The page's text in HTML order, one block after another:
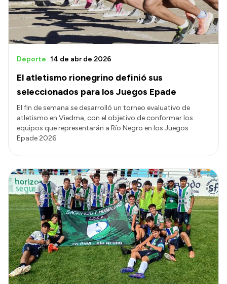
Presupuesto
Boletín Oficial
Compras y licitaciones
Consulta de expedientes
Convocatorias
Intranet
Login
El atletismo rionegrino definió sus
seleccionados para los Juegos Epade
Deporte 14 de abr de 2026
El fin de semana se desarrolló un torneo evaluativo de
atletismo en Viedma, con el objetivo de conformar los
equipos que representarán a Río Negro en los Juegos
Epade 2026.